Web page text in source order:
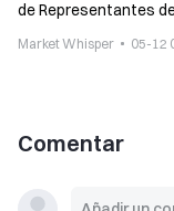
de Representantes
Market Whisper 05-12
Comentar